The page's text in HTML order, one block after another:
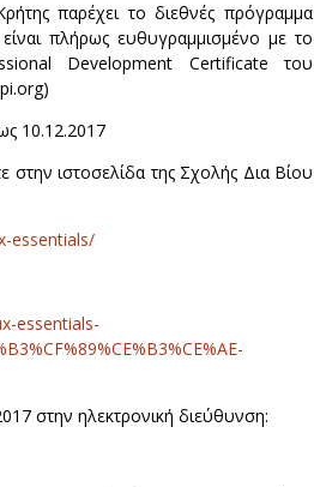
παρέχει το διεθνές πρόγραμμα
πλήρως ευθυγραμμισμένο με το
Development Certificate του
10.12.2017
στην ιστοσελίδα της Σχολής Δια Βίου
essentials/
essentials-
στην ηλεκτρονική διεύθυνση: